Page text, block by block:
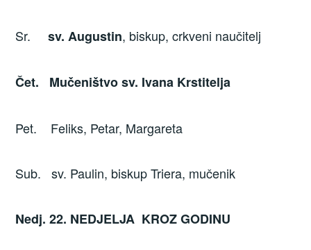
Sr.sv. Augustin, biskup, crkveni naučitelj
Čet. Mučeništvo sv. Ivana Krstitelja
Pet. Feliks, Petar, Margareta
Sub. sv. Paulin, biskup Triera, mučenik
Nedj. 22. NEDJELJA KROZ GODINU